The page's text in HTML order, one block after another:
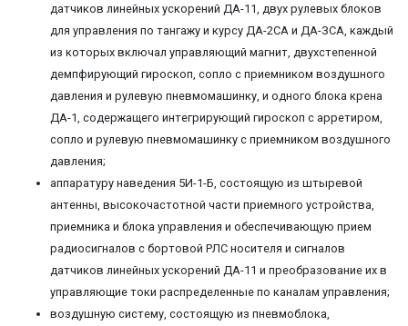
датчиков линейных ускорений ДА-11, двух рулевых блоков
для управления по тангажу и курсу ДА-2СА и ДА-ЗСА, каждый
из которых включал управляющий магнит, двухстепенной
демпфирующий гироскоп, сопло с приемником воздушного
давления и рулевую пневмомашинку, и одного блока крена
ДА-1, содержащего интегрирующий гироскоп с арретиром,
сопло и рулевую пневмомашинку с приемником воздушного
давления;
аппаратуру наведения 5И-1-Б, состоящую из штыревой
антенны, высокочастотной части приемного устройства,
приемника и блока управления и обеспечивающую прием
радиосигналов с бортовой РЛС носителя и сигналов
датчиков линейных ускорений ДА-11 и преобразование их в
управляющие токи распределенные по каналам управления;
воздушную систему, состоящую из пневмоблока,